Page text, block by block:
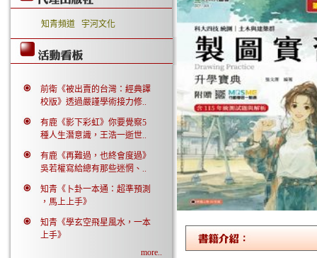
知青頻道 宇河文化
前衛《被出賣的台灣：經典譯
校版》透過嚴謹學術接力修..
有鹿《影下彩虹》你要覺察5
種人生潛意識，王浩一逝世..
有鹿《再難過，也終會度過》
吳若權寫給總有那些迷惘、..
知青《卜卦一本通：超準預測
，馬上上手》
知青《學玄空飛星風水，一本
上手》
more..